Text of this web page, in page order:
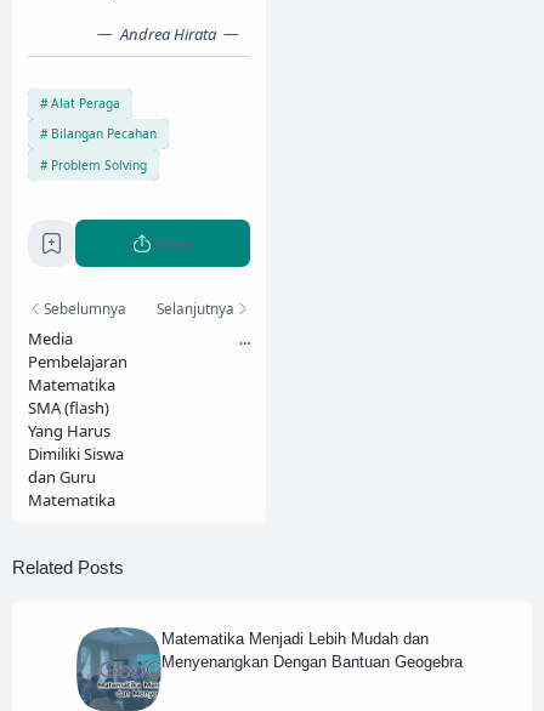
Andrea Hirata
Alat Peraga
Bilangan Pecahan
Problem Solving
Share
Sebelumnya
Media
Pembelajaran
Matematika
SMA (flash)
Yang Harus
Dimiliki Siswa
dan Guru
Matematika
Selanjutnya
...
Related Posts
Matematika Menjadi Lebih Mudah dan
Menyenangkan Dengan Bantuan Geogebra